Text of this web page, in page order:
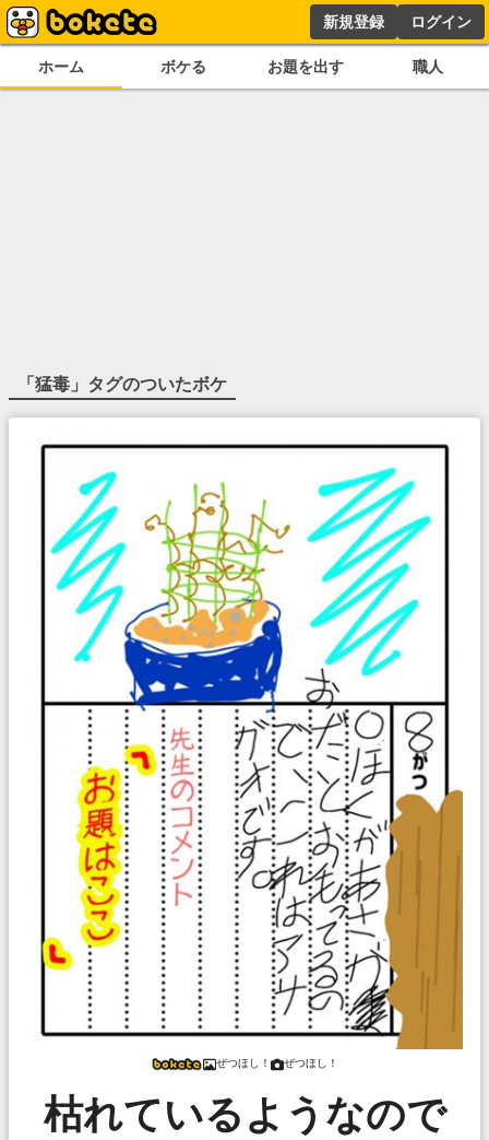
新規登録 ログイン
ホーム ボケる お題を出す 職人
「猛毒 」タグのついたボケ
ぜつほし！ ぜつほし！
枯れているようなので